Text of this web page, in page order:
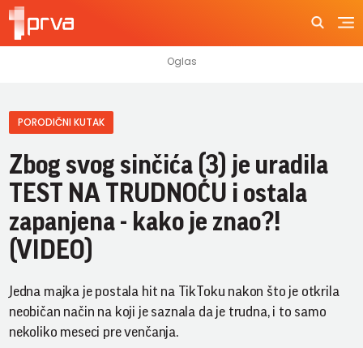
PORODIČNI KUTAK
Zbog svog sinčića (3) je uradila
TEST NA TRUDNOĆU i ostala
zapanjena - kako je znao?!
(VIDEO)
Jedna majka je postala hit na TikToku nakon što je otkrila
neobičan način na koji je saznala da je trudna, i to samo
nekoliko meseci pre venčanja.